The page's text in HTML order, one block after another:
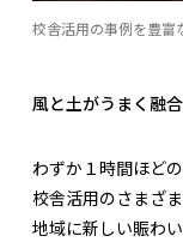
校舎活用の事例を豊富
風と土がうまく融
わずか１時間ほど
校舎活用のさまざ
地域に新しい賑わ